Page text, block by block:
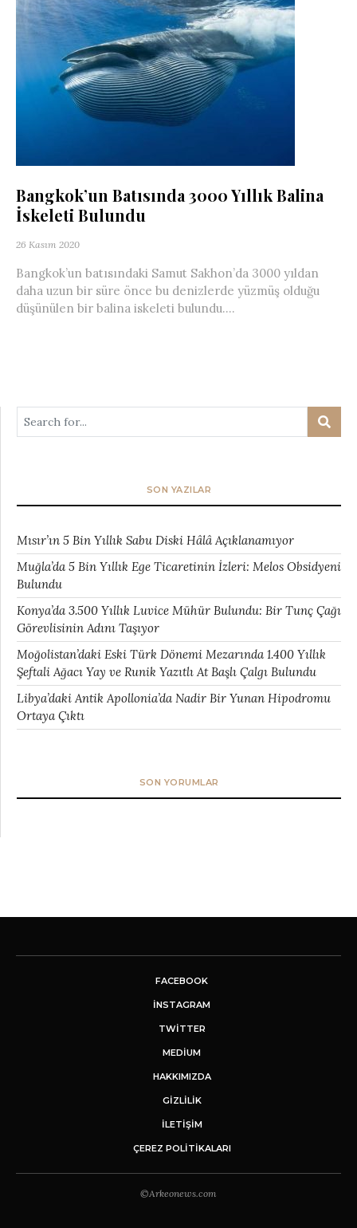
Bangkok’un Batısında 3000 Yıllık Balina
İskeleti Bulundu
26 Kasım 2020
Bangkok’un batısındaki Samut Sakhon’da 3000 yıldan
daha uzun bir süre önce bu denizlerde yüzmüş olduğu
düşünülen bir balina iskeleti bulundu....
SON YAZILAR
Mısır’ın 5 Bin Yıllık Sabu Diski Hâlâ Açıklanamıyor
Muğla’da 5 Bin Yıllık Ege Ticaretinin İzleri: Melos Obsidyeni
Bulundu
Konya’da 3.500 Yıllık Luvice Mühür Bulundu: Bir Tunç Çağı
Görevlisinin Adını Taşıyor
Moğolistan’daki Eski Türk Dönemi Mezarında 1.400 Yıllık
Şeftali Ağacı Yay ve Runik Yazıtlı At Başlı Çalgı Bulundu
Libya’daki Antik Apollonia’da Nadir Bir Yunan Hipodromu
Ortaya Çıktı
SON YORUMLAR
FACEBOOK
INSTAGRAM
TWITTER
MEDIUM
HAKKIMIZDA
GİZLİLİK
İLETIŞIM
ÇEREZ POLITIKALARI
©Arkeonews.com